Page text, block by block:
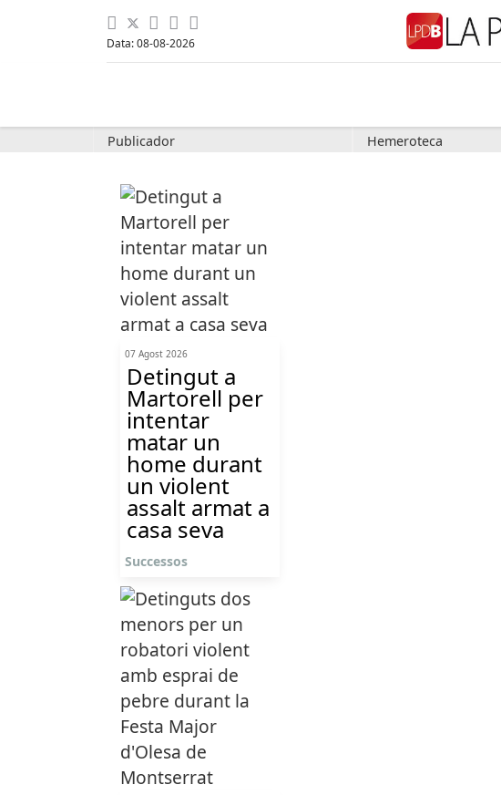
Data: 08-08-2026
Publicador Hemeroteca
07 Agost 2026
Detingut a
Martorell per
intentar
matar un
home durant
un violent
assalt armat a
casa seva
Successos